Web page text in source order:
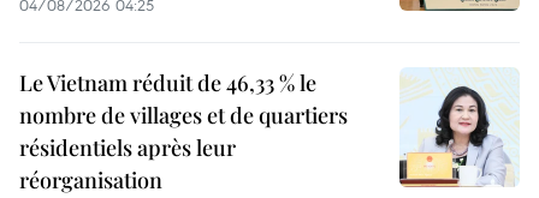
04/08/2026 04:25
Le Vietnam réduit de 46,33 % le
nombre de villages et de quartiers
résidentiels après leur
réorganisation